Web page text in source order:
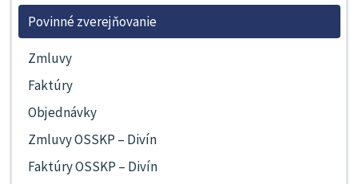
Povinné zverejňovanie
Zmluvy
Faktúry
Objednávky
Zmluvy OSSKP – Divín
Faktúry OSSKP – Divín